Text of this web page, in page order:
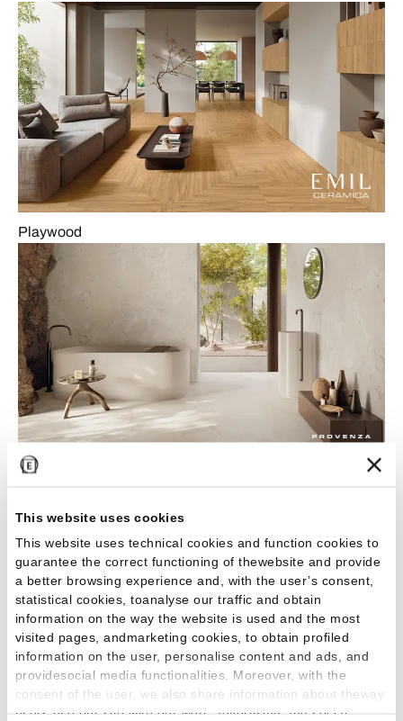
This website uses cookies
This website uses technical cookies and function cookies to
guarantee the correct functioning of thewebsite and provide
a better browsing experience and, with the user’s consent,
statistical cookies, toanalyse our traffic and obtain
information on the way the website is used and the most
visited pages, andmarketing cookies, to obtain profiled
information on the user, personalise content and ads, and
providesocial media functionalities. Moreover, with the
consent of the user, we also share information about theway
users use our site with our web, advertising and social
Playwood
Unique Intensity
Mostra di più
Perché scegliere il gres porcellanato
bianco? Versatilità e vantaggi
Il gres porcellanato bianco è la soluzione perfetta